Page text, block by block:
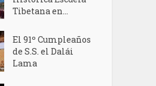
Tibetana en...
El 91º Cumpleaños
de S.S. el Dalái
Lama